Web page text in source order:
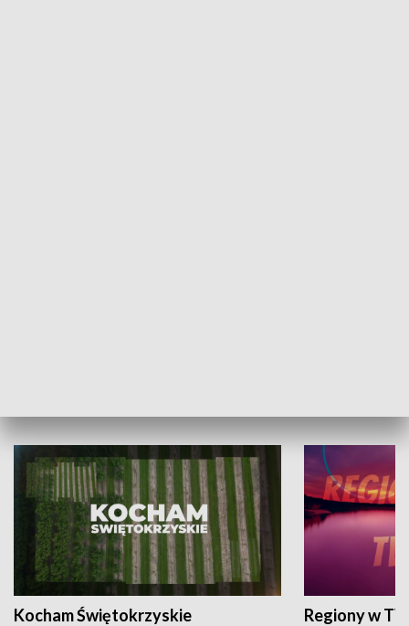
Kocham Świętokrzyskie Regiony w